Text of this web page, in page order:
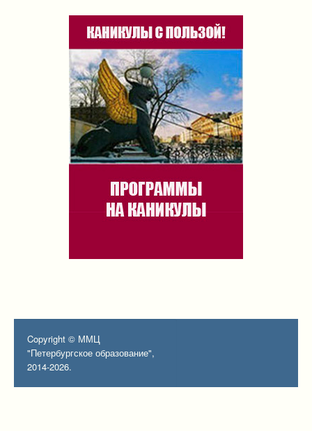
Copyright © ММЦ
"Петербургское образование",
2014-2026.